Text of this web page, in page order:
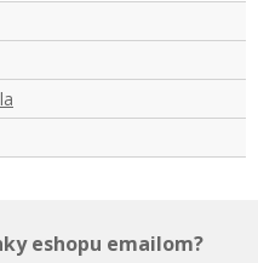
eshopu emailom?